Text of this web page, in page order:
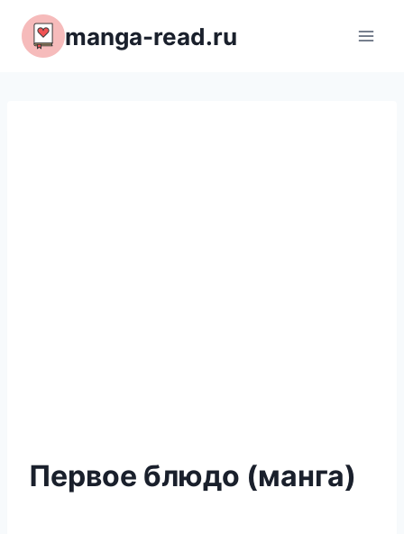
Перейти
содержимому
manga-read.ru
Первое блюдо (манга)